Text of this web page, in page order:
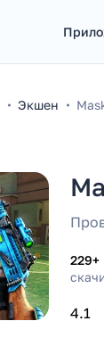
Экшен
229+
4.1